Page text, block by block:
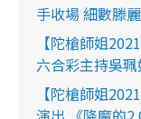
手收場 細數滕
【陀槍師姐
六合彩主持吳
【陀槍師姐